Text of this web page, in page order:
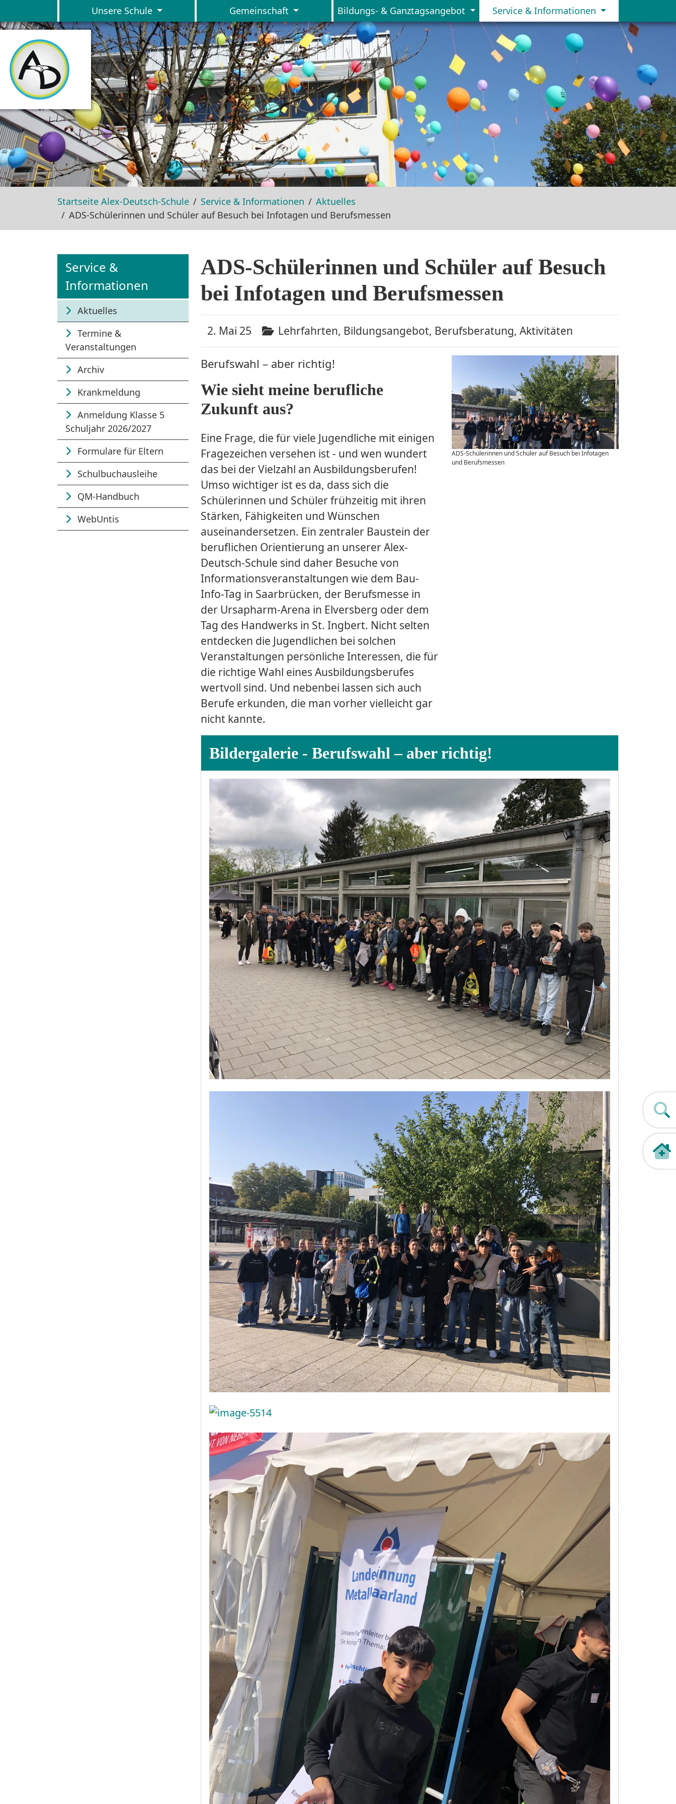
Skip to main navigation
Skip to main content
Skip to page footer
Unsere Schule Gemeinschaft Bildungs- & Ganztagsangebot Service & Informationen
Startseite Alex-Deutsch-Schule Service & Informationen
Aktuelles
ADS-Schülerinnen und Schüler auf Besuch bei Infotagen und Berufsmessen
Service &
Informationen
Aktuelles
Termine &
Veranstaltungen
Archiv
Krankmeldung
Anmeldung Klasse 5
Schuljahr 2026/2027
Formulare für Eltern
Schulbuchausleihe
QM-Handbuch
WebUntis
ADS-Schülerinnen und Schüler auf Besuch
bei Infotagen und Berufsmessen
2. Mai 25 Lehrfahrten, Bildungsangebot, Berufsberatung, Aktivitäten
Berufswahl – aber richtig!
Wie sieht meine berufliche
Zukunft aus?
Eine Frage, die für viele Jugendliche mit einigen
Fragezeichen versehen ist - und wen wundert
das bei der Vielzahl an Ausbildungsberufen!
Umso wichtiger ist es da, dass sich die
Schülerinnen und Schüler frühzeitig mit ihren
Stärken, Fähigkeiten und Wünschen
auseinandersetzen. Ein zentraler Baustein der
beruflichen Orientierung an unserer Alex-
Deutsch-Schule sind daher Besuche von
Informationsveranstaltungen wie dem Bau-
Info-Tag in Saarbrücken, der Berufsmesse in
der Ursapharm-Arena in Elversberg oder dem
Tag des Handwerks in St. Ingbert. Nicht selten
entdecken die Jugendlichen bei solchen
Veranstaltungen persönliche Interessen, die für
die richtige Wahl eines Ausbildungsberufes
wertvoll sind. Und nebenbei lassen sich auch
Berufe erkunden, die man vorher vielleicht gar
nicht kannte.
ADS-Schülerinnen und Schüler auf Besuch bei Infotagen
und Berufsmessen
Bildergalerie - Berufswahl – aber richtig!